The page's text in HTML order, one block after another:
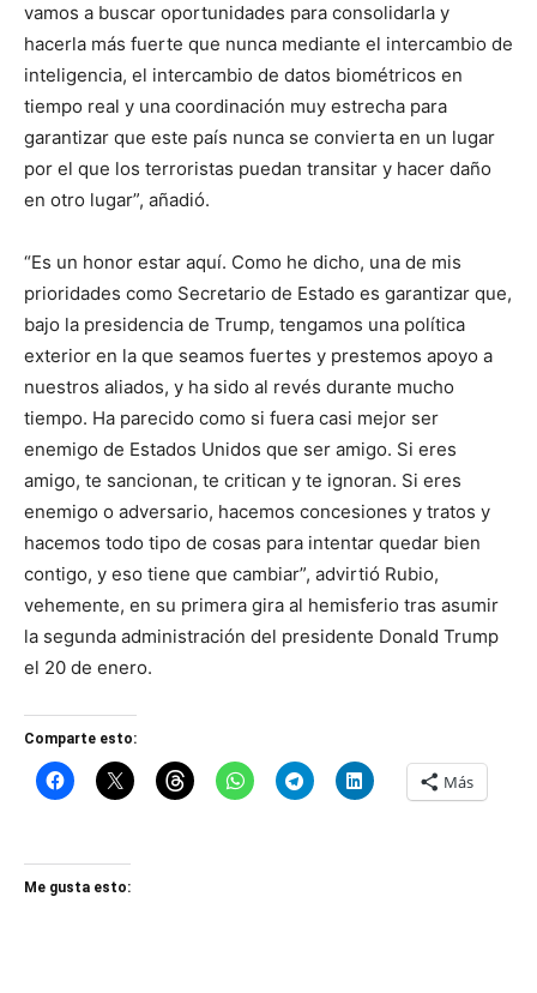
vamos a buscar oportunidades para consolidarla y
hacerla más fuerte que nunca mediante el intercambio de
inteligencia, el intercambio de datos biométricos en
tiempo real y una coordinación muy estrecha para
garantizar que este país nunca se convierta en un lugar
por el que los terroristas puedan transitar y hacer daño
en otro lugar”, añadió.
“Es un honor estar aquí. Como he dicho, una de mis
prioridades como Secretario de Estado es garantizar que,
bajo la presidencia de Trump, tengamos una política
exterior en la que seamos fuertes y prestemos apoyo a
nuestros aliados, y ha sido al revés durante mucho
tiempo. Ha parecido como si fuera casi mejor ser
enemigo de Estados Unidos que ser amigo. Si eres
amigo, te sancionan, te critican y te ignoran. Si eres
enemigo o adversario, hacemos concesiones y tratos y
hacemos todo tipo de cosas para intentar quedar bien
contigo, y eso tiene que cambiar”, advirtió Rubio,
vehemente, en su primera gira al hemisferio tras asumir
la segunda administración del presidente Donald Trump
el 20 de enero.
Comparte esto:
Más
Me gusta esto: